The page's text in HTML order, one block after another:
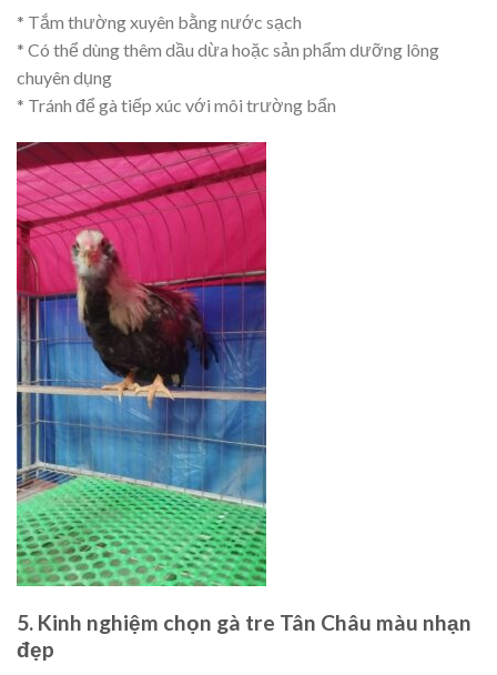
* Tắm thường xuyên bằng nước sạch
* Có thể dùng thêm dầu dừa hoặc sản phẩm dưỡng lông
chuyên dụng
* Tránh để gà tiếp xúc với môi trường bẩn
5. Kinh nghiệm chọn gà tre Tân Châu màu nhạn
đẹp